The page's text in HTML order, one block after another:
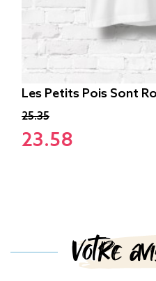
Les Petits Pois Sont
25.35
23.58
Votre